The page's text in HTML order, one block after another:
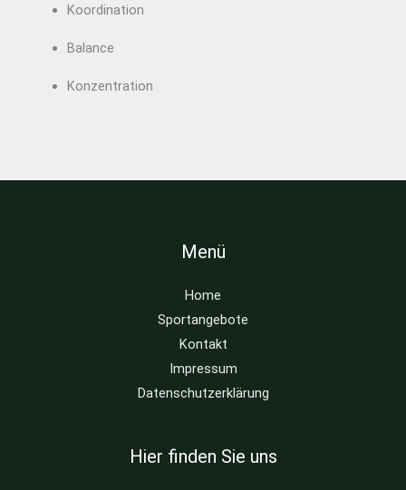
Koordination
Balance
Konzentration
Menü
Home
Sportangebote
Kontakt
Impressum
Datenschutzerklärung
Hier finden Sie uns